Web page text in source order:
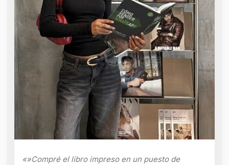
«»Compré el libro impreso en un puesto de